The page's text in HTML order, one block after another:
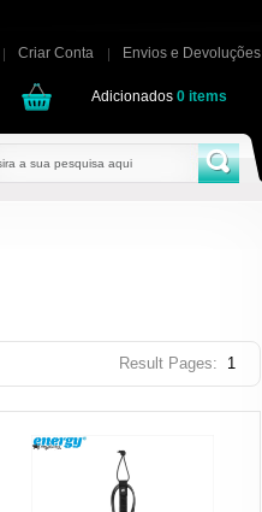
Criar Conta Envios e Devoluções
Adicionados 0 items
Result Pages: 1